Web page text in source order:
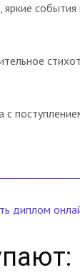
диплом